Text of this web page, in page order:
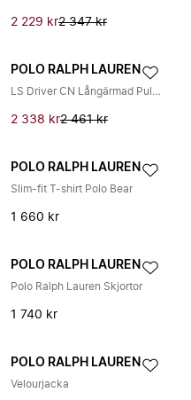
2 229 kr2 347 kr
POLO RALPH LAUREN
LS Driver CN Långärmad Pullover
2 338 kr2 461 kr
POLO RALPH LAUREN
Slim-fit T-shirt Polo Bear
1 660 kr
POLO RALPH LAUREN
Polo Ralph Lauren Skjortor
1 740 kr
POLO RALPH LAUREN
Velourjacka